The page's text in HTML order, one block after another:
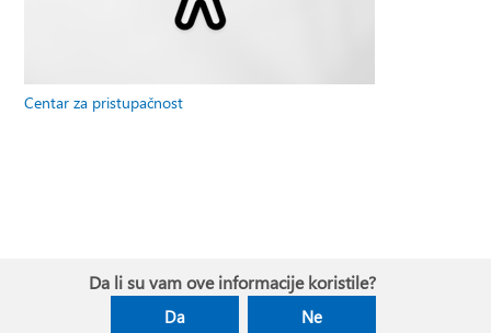
Centar za pristupačnost
Da li su vam ove informacije koristile?
Da Ne